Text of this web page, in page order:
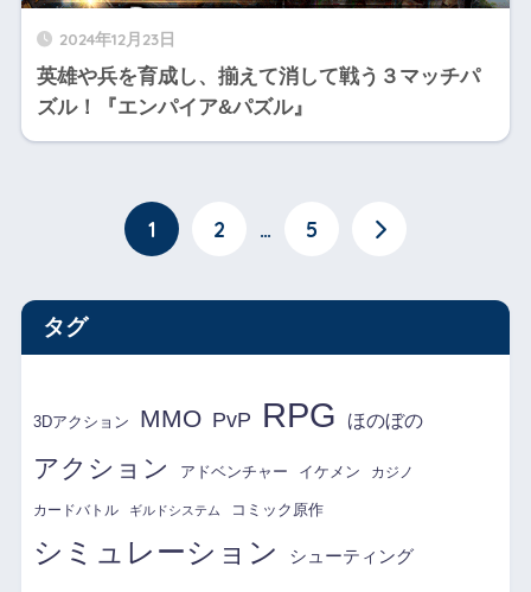
2024年12月23日
英雄や兵を育成し、揃えて消して戦う３マッチパ
ズル！『エンパイア&パズル』
1 2 … 5
タグ
3Dアクション MMO PvP RPG ほのぼの
アクション アドベンチャー イケメン カジノ
カードバトル ギルドシステム コミック原作
シミュレーション シューティング